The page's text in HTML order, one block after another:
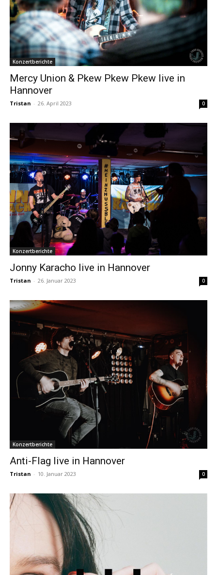
Konzertberichte
Mercy Union & Pkew Pkew Pkew live in
Hannover
Tristan - 26. April 2023 0
Konzertberichte
Jonny Karacho live in Hannover
Tristan - 26. Januar 2023 0
Konzertberichte
Anti-Flag live in Hannover
Tristan - 10. Januar 2023 0